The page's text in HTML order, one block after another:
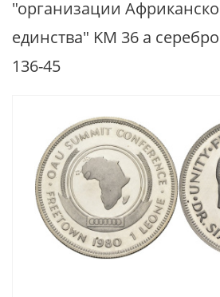
"организации
единства" KM 36 a
136-45